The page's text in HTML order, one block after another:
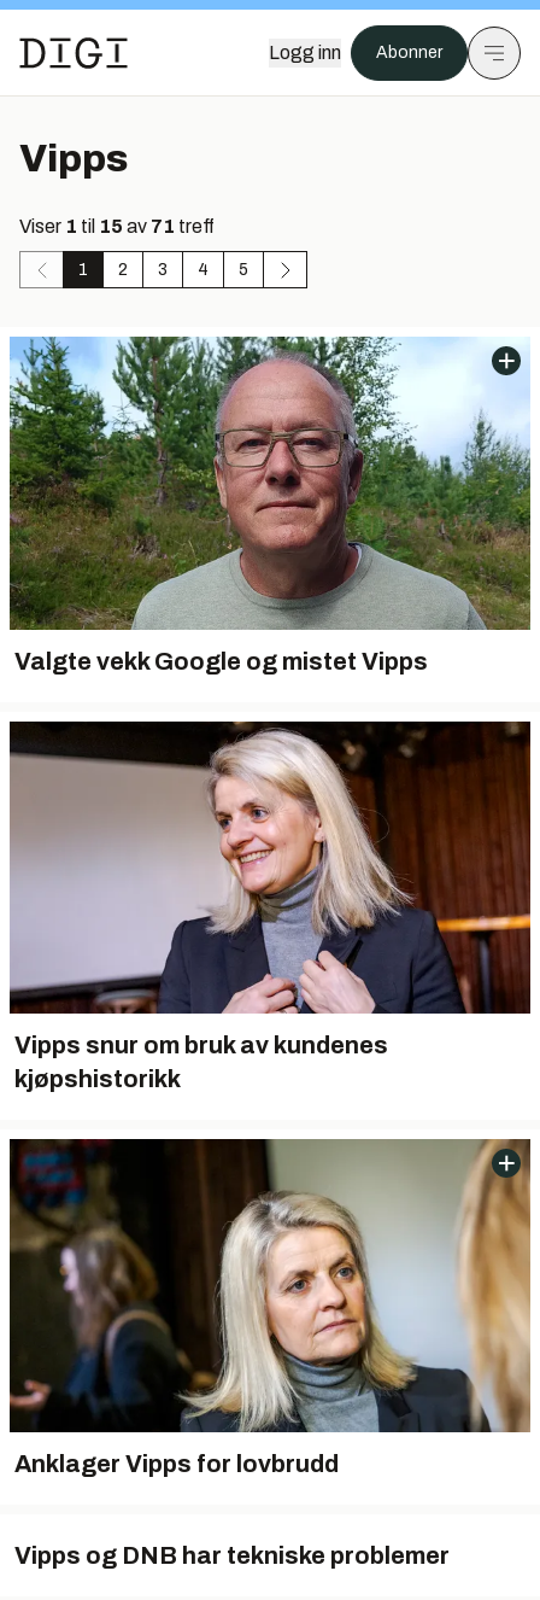
Logg inn Abonner
Vipps
Viser 1 til 15 av 71 treff
1 2 3 4 5
Valgte vekk Google og mistet Vipps
Vipps snur om bruk av kundenes
kjøpshistorikk
Anklager Vipps for lovbrudd
Vipps og DNB har tekniske problemer